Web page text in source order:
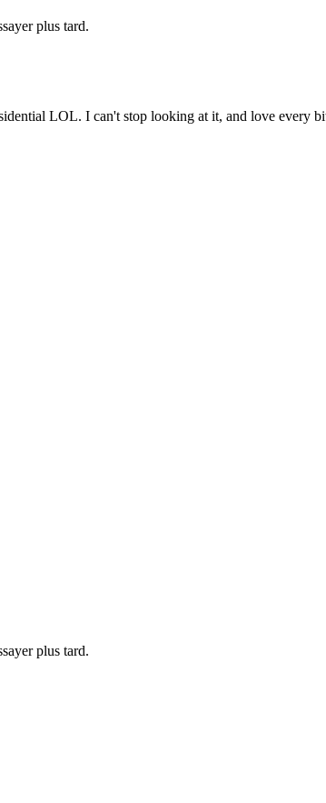
plus tard.
LOL. I can't stop looking at it, and love every
plus tard.